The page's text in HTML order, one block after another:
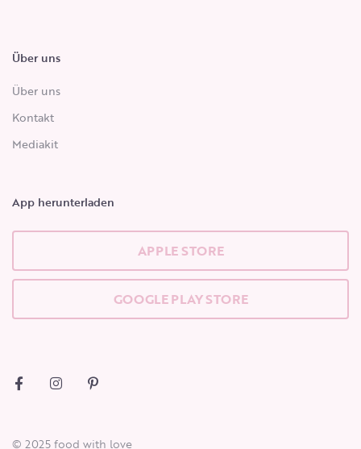
Über uns
Über uns
Kontakt
Mediakit
App herunterladen
APPLE STORE
GOOGLE PLAY STORE
© 2025 food with love